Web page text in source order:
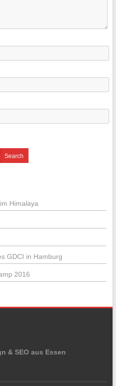
Search
Himalaya
GDCI in Hamburg
2016
& SEO aus Essen